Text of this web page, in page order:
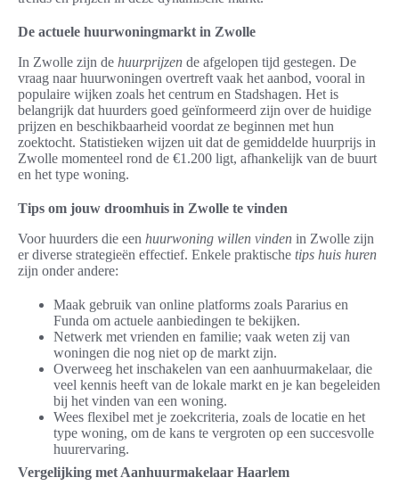
De actuele huurwoningmarkt in Zwolle
In Zwolle zijn de huurprijzen de afgelopen tijd gestegen. De
vraag naar huurwoningen overtreft vaak het aanbod, vooral in
populaire wijken zoals het centrum en Stadshagen. Het is
belangrijk dat huurders goed geïnformeerd zijn over de huidige
prijzen en beschikbaarheid voordat ze beginnen met hun
zoektocht. Statistieken wijzen uit dat de gemiddelde huurprijs in
Zwolle momenteel rond de €1.200 ligt, afhankelijk van de buurt
en het type woning.
Tips om jouw droomhuis in Zwolle te vinden
Voor huurders die een huurwoning willen vinden in Zwolle zijn
er diverse strategieën effectief. Enkele praktische tips huis huren
zijn onder andere:
Maak gebruik van online platforms zoals Pararius en
Funda om actuele aanbiedingen te bekijken.
Netwerk met vrienden en familie; vaak weten zij van
woningen die nog niet op de markt zijn.
Overweeg het inschakelen van een aanhuurmakelaar, die
veel kennis heeft van de lokale markt en je kan begeleiden
bij het vinden van een woning.
Wees flexibel met je zoekcriteria, zoals de locatie en het
type woning, om de kans te vergroten op een succesvolle
huurervaring.
Vergelijking met Aanhuurmakelaar Haarlem